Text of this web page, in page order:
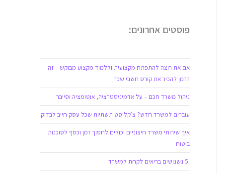
פוסטים אחרונים:
אם את רוצה להתפתח מקצועית וללמוד מקצוע מבוקש – זה
הזמן להכיר את קורס חשבי שכר
ניהול משרד חכם – על אדמיניסטרציה, אוטומציה וסייבר
עוברים למשרד חדש? צ'קליסט תשתיות שכל עסק חייב לבדוק
איך שירותי משרד חיצוניים יכולים לחסוך זמן וכסף לסוכנות
ביטוח